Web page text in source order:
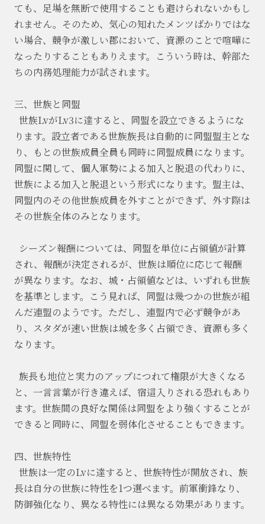
ても、足場を無断で使用することも避けられないかもし
れません。そのため、気心の知れたメンツばかりではな
い場合、競争が激しい郡において、資源のことで喧嘩に
なったりすることもありえます。こういう時は、幹部た
ちの内務処理能力が試されます。
三、世族と同盟
世族LvがLv3に達すると、同盟を設立できるようにな
ります。設立者である世族族長は自動的に同盟盟主とな
り、もとの世族成員全員も同時に同盟成員になります。
同盟に関して、個人軍勢による加入と脱退の代わりに、
世族による加入と脱退という形式になります。盟主は、
同盟内のその他世族成員を外すことができず、外す際は
その世族全体のみとなります。
シーズン報酬については、同盟を単位に占領値が計算
され、報酬が決定されるが、世族は順位に応じて報酬
が異なります。なお、城・占領値などは、いずれも世族
を基準とします。こう見れば、同盟は幾つかの世族が組
んだ連盟のようです。ただし、連盟内で必ず競争があ
り、スタダが速い世族は城を多く占領でき、資源も多く
なります。
族長も地位と実力のアップにつれて権限が大きくなる
と、一言言葉が行き違えば、宿這入りされる恐れもあり
ます。世族間の良好な関係は同盟をより強くすることが
できると同時に、同盟を弱体化させることもできます。
四、世族特性
世族は一定のLvに達すると、世族特性が開放され、族
長は自分の世族に特性を1つ選べます。前軍衝鋒なり、
防御強化なり、異なる特性には異なる効果があります。